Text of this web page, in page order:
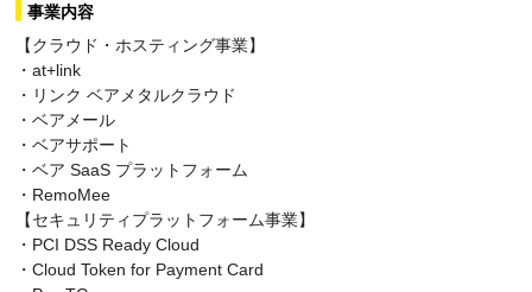
事業内容
【クラウド・ホスティング事業】
・at+link
・リンク ベアメタルクラウド
・ベアメール
・ベアサポート
・ベア SaaS プラットフォーム
・RemoMee
【セキュリティプラットフォーム事業】
・PCI DSS Ready Cloud
・Cloud Token for Payment Card